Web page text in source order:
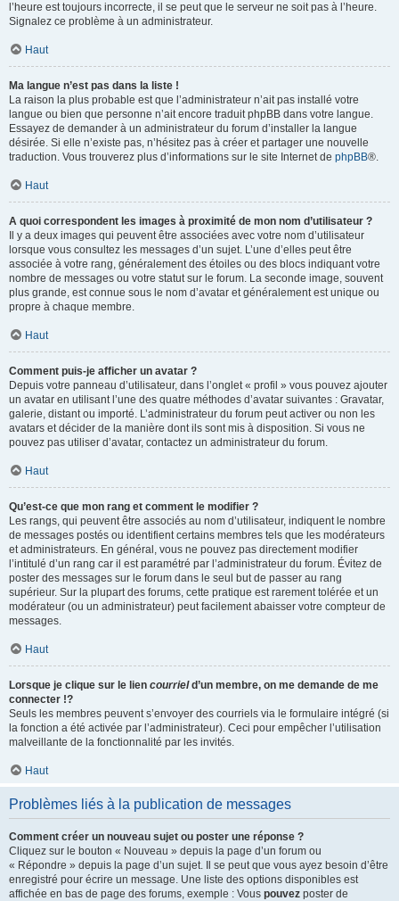
l’heure est toujours incorrecte, il se peut que le serveur ne soit pas à l’heure.
Signalez ce problème à un administrateur.
Haut
Ma langue n’est pas dans la liste !
La raison la plus probable est que l’administrateur n’ait pas installé votre
langue ou bien que personne n’ait encore traduit phpBB dans votre langue.
Essayez de demander à un administrateur du forum d’installer la langue
désirée. Si elle n’existe pas, n’hésitez pas à créer et partager une nouvelle
traduction. Vous trouverez plus d’informations sur le site Internet de phpBB®.
Haut
A quoi correspondent les images à proximité de mon nom d’utilisateur ?
Il y a deux images qui peuvent être associées avec votre nom d’utilisateur
lorsque vous consultez les messages d’un sujet. L’une d’elles peut être
associée à votre rang, généralement des étoiles ou des blocs indiquant votre
nombre de messages ou votre statut sur le forum. La seconde image, souvent
plus grande, est connue sous le nom d’avatar et généralement est unique ou
propre à chaque membre.
Haut
Comment puis-je afficher un avatar ?
Depuis votre panneau d’utilisateur, dans l’onglet « profil » vous pouvez ajouter
un avatar en utilisant l’une des quatre méthodes d’avatar suivantes : Gravatar,
galerie, distant ou importé. L’administrateur du forum peut activer ou non les
avatars et décider de la manière dont ils sont mis à disposition. Si vous ne
pouvez pas utiliser d’avatar, contactez un administrateur du forum.
Haut
Qu’est-ce que mon rang et comment le modifier ?
Les rangs, qui peuvent être associés au nom d’utilisateur, indiquent le nombre
de messages postés ou identifient certains membres tels que les modérateurs
et administrateurs. En général, vous ne pouvez pas directement modifier
l’intitulé d’un rang car il est paramétré par l’administrateur du forum. Évitez de
poster des messages sur le forum dans le seul but de passer au rang
supérieur. Sur la plupart des forums, cette pratique est rarement tolérée et un
modérateur (ou un administrateur) peut facilement abaisser votre compteur de
messages.
Haut
Lorsque je clique sur le lien courrield’un membre, on me demande de me
connecter !?
Seuls les membres peuvent s’envoyer des courriels via le formulaire intégré (si
la fonction a été activée par l’administrateur). Ceci pour empêcher l’utilisation
malveillante de la fonctionnalité par les invités.
Haut
Problèmes liés à la publication de messages
Comment créer un nouveau sujet ou poster une réponse ?
Cliquez sur le bouton « Nouveau » depuis la page d’un forum ou
« Répondre » depuis la page d’un sujet. Il se peut que vous ayez besoin d’être
enregistré pour écrire un message. Une liste des options disponibles est
affichée en bas de page des forums, exemple : Vous pouvez poster de